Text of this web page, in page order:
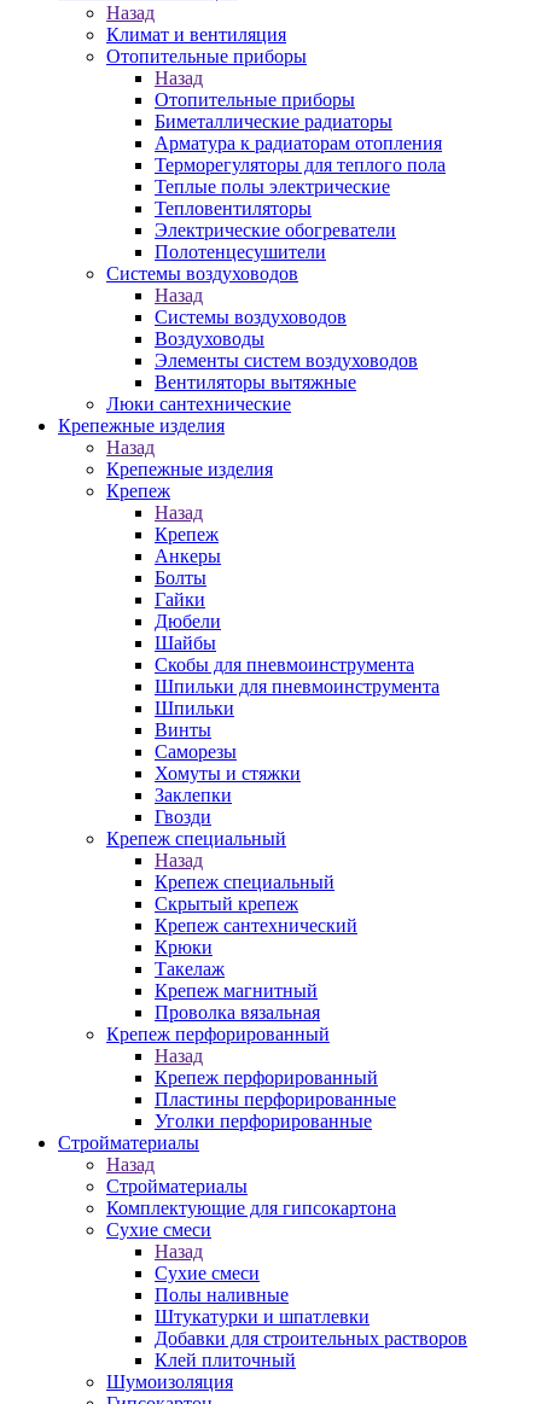
Назад
Климат и вентиляция
Отопительные приборы
Назад
Отопительные приборы
Биметаллические радиаторы
Арматура к радиаторам отопления
Терморегуляторы для теплого пола
Теплые полы электрические
Тепловентиляторы
Электрические обогреватели
Полотенцесушители
Системы воздуховодов
Назад
Системы воздуховодов
Воздуховоды
Элементы систем воздуховодов
Вентиляторы вытяжные
Люки сантехнические
Крепежные изделия
Назад
Крепежные изделия
Крепеж
Назад
Крепеж
Анкеры
Болты
Гайки
Дюбели
Шайбы
Скобы для пневмоинструмента
Шпильки для пневмоинструмента
Шпильки
Винты
Саморезы
Хомуты и стяжки
Заклепки
Гвозди
Крепеж специальный
Назад
Крепеж специальный
Скрытый крепеж
Крепеж сантехнический
Крюки
Такелаж
Крепеж магнитный
Проволка вязальная
Крепеж перфорированный
Назад
Крепеж перфорированный
Пластины перфорированные
Уголки перфорированные
Стройматериалы
Назад
Стройматериалы
Комплектующие для гипсокартона
Сухие смеси
Назад
Сухие смеси
Полы наливные
Штукатурки и шпатлевки
Добавки для строительных растворов
Клей плиточный
Шумоизоляция